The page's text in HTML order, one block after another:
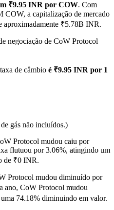
garantia
₹9.95 INR por COW. Com
COW, a capitalização de mercado
aproximadamente ₹5.78B INR.
negociação de CoW Protocol
taxa de câmbio é ₹9.95 INR por 1
gás não incluídos.)
Protocol mudou caiu por
flutuou por 3.06%, atingindo um
de ₹0 INR.
Protocol mudou diminuído por
ano, CoW Protocol mudou
74.18% diminuindo em valor.